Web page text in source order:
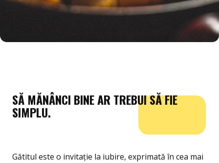
SĂ MĂNÂNCI BINE AR TREBUI SĂ FIE
SIMPLU.
Gătitul este o invitație la iubire, exprimată în cea mai